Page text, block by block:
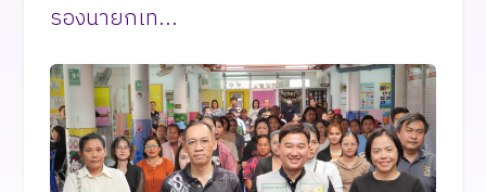
รองนายกเท...